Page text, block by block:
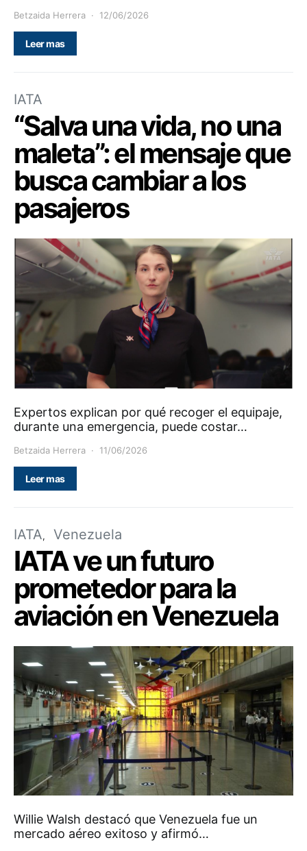
Betzaida Herrera 12/06/2026
Leer mas
IATA
“Salva una vida, no una
maleta”: el mensaje que
busca cambiar a los
pasajeros
Expertos explican por qué recoger el equipaje,
durante una emergencia, puede costar…
Betzaida Herrera 11/06/2026
Leer mas
IATA Venezuela
IATA ve un futuro
prometedor para la
aviación en Venezuela
Willie Walsh destacó que Venezuela fue un
mercado aéreo exitoso y afirmó…